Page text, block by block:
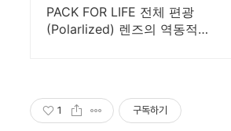
어
PACK FOR LIFE 전체 편광
(Polarlized) 렌즈의 역동적인
1 구독하기